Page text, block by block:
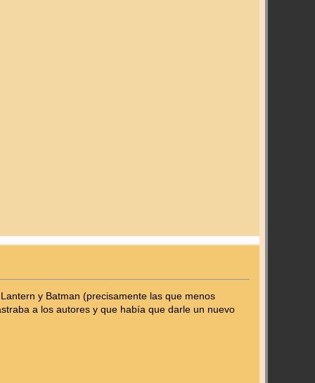
y Batman (precisamente las que menos
a los autores y que había que darle un nuevo